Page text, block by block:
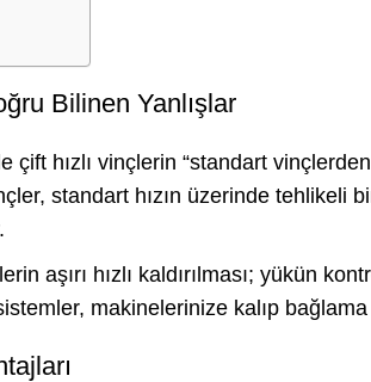
Bilinen Yanlışlar
çift hızlı vinçlerin “standart
standart hızın üzerinde tehlikeli
aşırı hızlı kaldırılması; yükün
makinelerinize kalıp